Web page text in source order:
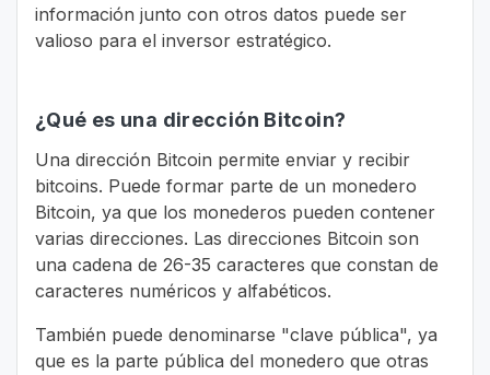
información junto con otros datos puede ser
valioso para el inversor estratégico.
¿Qué es una dirección Bitcoin?
Una dirección Bitcoin permite enviar y recibir
bitcoins. Puede formar parte de un monedero
Bitcoin, ya que los monederos pueden contener
varias direcciones. Las direcciones Bitcoin son
una cadena de 26-35 caracteres que constan de
caracteres numéricos y alfabéticos.
También puede denominarse "clave pública", ya
que es la parte pública del monedero que otras